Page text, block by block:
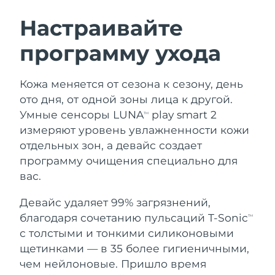
Настраивайте
программу ухода
Кожа меняется от сезона к сезону, день
ото дня, от одной зоны лица к другой.
Умные сенсоры LUNATM
play smart 2
измеряют уровень увлажненности кожи
отдельных зон, а девайс создает
программу очищения специально для
вас.
Девайс удаляет 99% загрязнений,
благодаря сочетанию пульсаций T-SonicTM
с толстыми и тонкими силиконовыми
щетинками — в 35 более гигиеничными,
чем нейлоновые. Пришло время
LUNA™ 4 набор
Anti-aging massage
LUNA™ 4 Plus
LUNA™ 4 Men
For men, anti-aging massage
BEAR™ 2 набор
Microcurrent toning
BEAR™ 2 go
BEAR™ 2 eyes & lips
Microcurrent line smoothing device
Увлажнение
UFO™ 3 набор
UFO™ 3 LED
Near-infrared and red light therapy
device
Забота о полости рта
issa™ 4
issa™ 4 plus
Smart hybrid silicone sonic toothbrush
Омоложение LED-процедуры
NEW
Австралия
Ожидаемая дата доставки
Ожидаемая дата доставки
8/10/26
Бахрейн
Ожидаемая дата доставки
8/11/26
Бельгия
Ожидаемая дата доставки
Бермудские о-ва
Ожидаемая дата доставки
Босния и
Герцеговина
Ожидаемая дата доставки
8/13/26